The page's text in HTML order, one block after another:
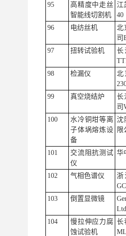
95
高精度中走丝
智能线切割机
江
40
96
电纺丝机
北
司
97
扭转试验机
长
98
检漏仪
北
99
真空烧结炉
长
司
100
水冷铜坩等离
子体埚熔炼设
备
沈
限
101
交流阻抗测试
仪
华
102 气相色谱仪
浙
103
倒置显微镜
104
慢拉伸应力腐
蚀试验机
长